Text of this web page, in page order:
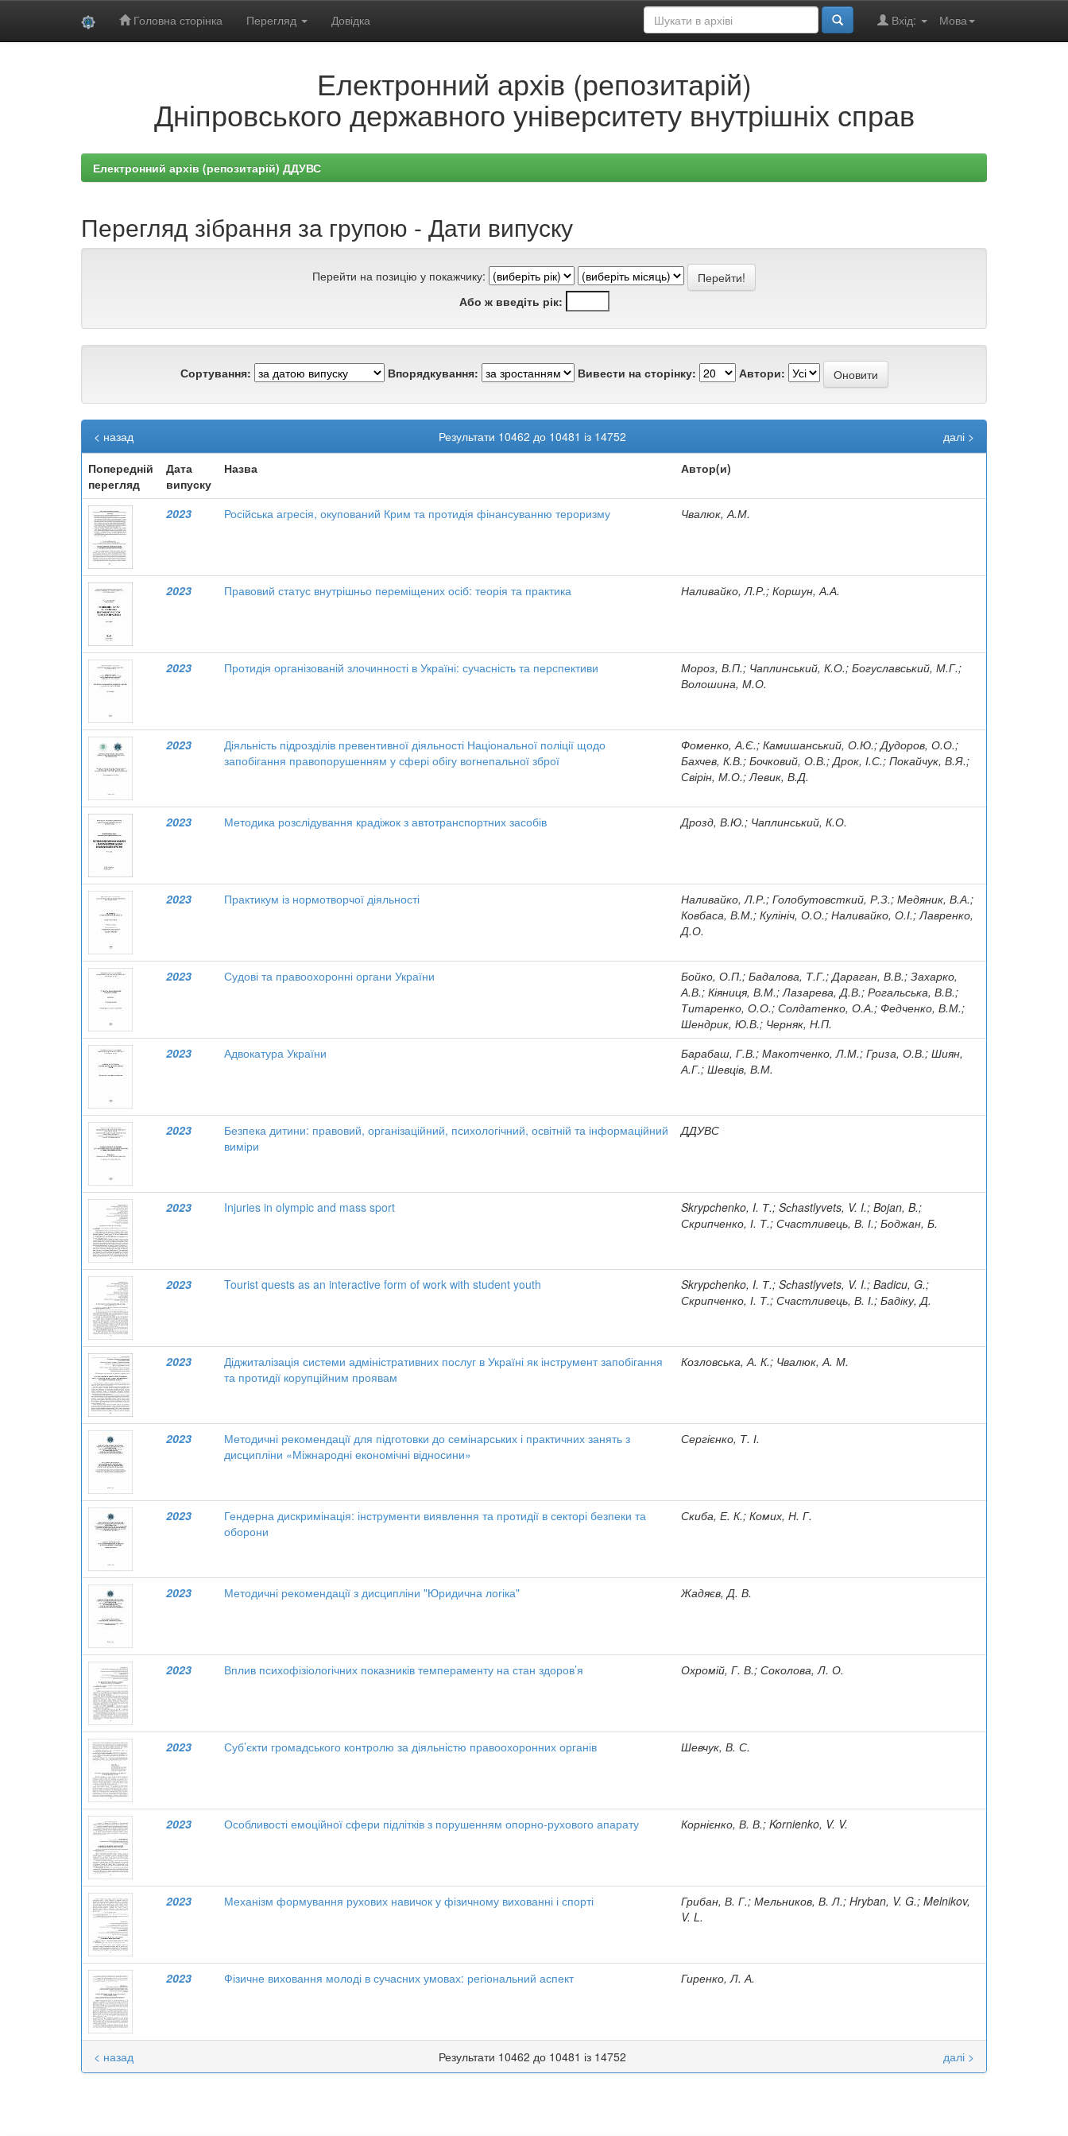
Головна сторінка Перегляд Довідка Мова
Вхід:
Електронний архів (репозитарій)
Дніпровського державного університету внутрішніх справ
Електронний архів (репозитарій) ДДУВС
Перегляд зібрання за групою - Дати випуску
Перейти на позицію у покажчику:
Або ж введіть рік:
Сортування: Впорядкування: Вивести на сторінку: Автори:
Результати 10462 до 10481 із 14752
< назад
далі >
Попередній
перегляд
Дата
випуску
Назва Автор(и)
2023 Російська агресія, окупований Крим та протидія фінансуванню тероризму Чвалюк, А.М.
2023 Правовий статус внутрішньо переміщених осіб: теорія та практика Наливайко, Л.Р.; Коршун, А.А.
2023 Протидія організованій злочинності в Україні: сучасність та перспективи
Мороз, В.П.; Чаплинський, К.О.; Богуславський, М.Г.;
Волошина, М.О.
2023
Діяльність підрозділів превентивної діяльності Національної поліції щодо
запобігання правопорушенням у сфері обігу вогнепальної зброї
Фоменко, А.Є.; Камишанський, О.Ю.; Дудоров, О.О.;
Бахчев, К.В.; Бочковий, О.В.; Дрок, І.С.; Покайчук, В.Я.;
Свірін, М.О.; Левик, В.Д.
2023 Методика розслідування крадіжок з автотранспортних засобів Дрозд, В.Ю.; Чаплинський, К.О.
2023 Практикум із нормотворчої діяльності
Наливайко, Л.Р.; Голобутовсткий, Р.З.; Медяник, В.А.;
Ковбаса, В.М.; Кулініч, О.О.; Наливайко, О.І.; Лавренко,
Д.О.
2023 Судові та правоохоронні органи України
Бойко, О.П.; Бадалова, Т.Г.; Дараган, В.В.; Захарко,
А.В.; Кіяниця, В.М.; Лазарева, Д.В.; Рогальська, В.В.;
Титаренко, О.О.; Солдатенко, О.А.; Федченко, В.М.;
Шендрик, Ю.В.; Черняк, Н.П.
2023
Адвокатура України
Барабаш, Г.В.; Макотченко, Л.М.; Гриза, О.В.; Шиян,
А.Г.; Шевців, В.М.
2023
Безпека дитини: правовий, організаційний, психологічний, освітній та інформаційний
виміри
ДДУВС
2023 Injuries in olympic and mass sport
Skrypchenko, I. Т.; Sсhastlyvets, V. I.; Bojan, B.;
Скрипченко, І. Т.; Счастливець, В. І.; Боджан, Б.
2023 Tourist quests as an interactive form of work with student youth
Skrypchenko, I. Т.; Sсhastlyvets, V. I.; Badicu, G.;
Скрипченко, І. Т.; Счастливець, В. І.; Бадіку, Д.
2023
Діджиталізація системи адміністративних послуг в Україні як інструмент запобігання
та протидії корупційним проявам
Козловська, А. К.; Чвалюк, А. М.
2023
Методичні рекомендації для підготовки до семінарських і практичних занять з
дисципліни «Міжнародні економічні відносини»
Сергієнко, Т. І.
2023
Гендерна дискримінація: інструменти виявлення та протидії в секторі безпеки та
оборони
Скиба, Е. К.; Комих, Н. Г.
2023 Методичні рекомендації з дисципліни "Юридична логіка" Жадяєв, Д. В.
2023 Вплив психофізіологічних показників темпераменту на стан здоров’я Охромій, Г. В.; Соколова, Л. О.
2023 Суб’єкти громадського контролю за діяльністю правоохоронних органів Шевчук, В. С.
2023 Особливості емоційної сфери підлітків з порушенням опорно-рухового апарату Корнієнко, В. В.; Kornienko, V. V.
2023 Механізм формування рухових навичок у фізичному вихованні і спорті
Грибан, В. Г.; Мельников, В. Л.; Hryban, V. G.; Melnikov,
V. L.
2023 Фізичне виховання молоді в сучасних умовах: регіональний аспект Гиренко, Л. А.
Результати 10462 до 10481 із 14752
< назад далі >